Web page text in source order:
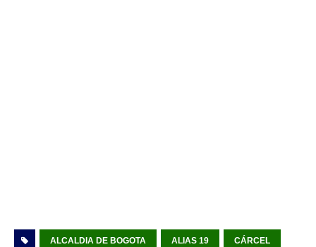
ALCALDIA DE BOGOTA ALIAS 19 CÁRCEL